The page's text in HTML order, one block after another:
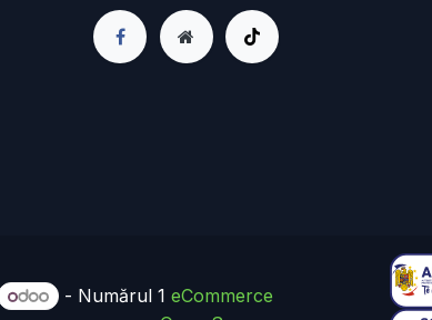
- Numărul 1 eCommerce